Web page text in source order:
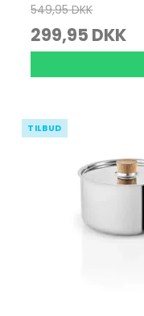
549,95 DKK
299,95 DKK
TILBUD